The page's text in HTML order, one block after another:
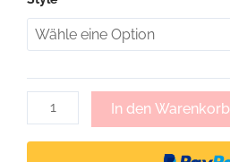
Karabiner
Schlüsselanhänger
In den Warenkorb